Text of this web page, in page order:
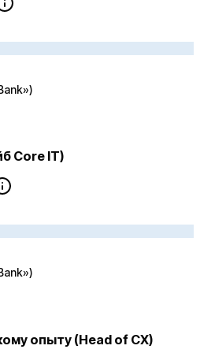
Core IT)
опыту (Head of CX)